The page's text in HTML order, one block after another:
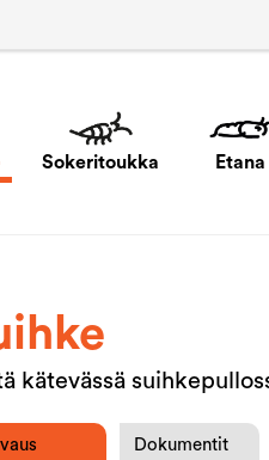
Sokeritoukka Etana
kätevässä
Dokumentit